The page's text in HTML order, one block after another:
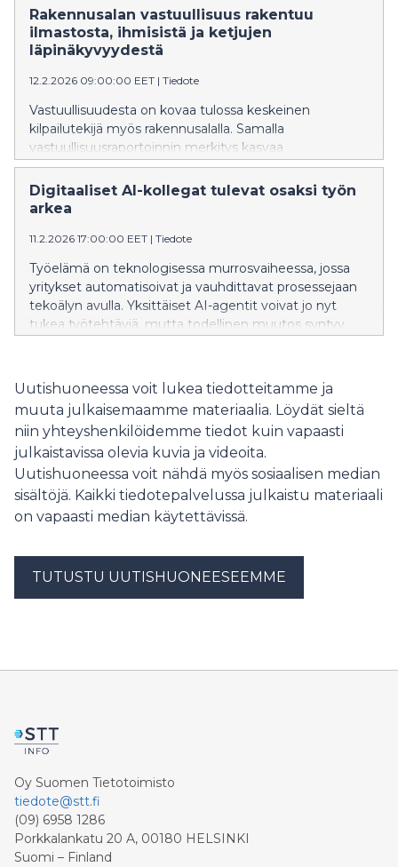
höyryntuotannon kapasiteettia laajennetaan jo hyväksi
koetulla tekniikalla, polttimina Aritermin toimittamat
kaksi 2 MW:n tehoista poltinta, kertoo toimitusjohtaja
Rakennusalan vastuullisuus rakentuu
ilmastosta, ihmisistä ja ketjujen
läpinäkyvyydestä
12.2.2026 09:00:00 EET | Tiedote
Vastuullisuudesta on kovaa tulossa keskeinen
kilpailutekijä myös rakennusalalla. Samalla
vastuullisuusraportoinnin merkitys kasvaa
rakentamisen koko ketjussa. Suuret yritykset
edellyttävät alihankkijoiltaan luotettavaa ja
vertailtavaa vastuullisuusdataa, ja pk-yrityksen kyky
Digitaaliset AI-kollegat tulevat osaksi työn
arkea
11.2.2026 17:00:00 EET | Tiedote
Työelämä on teknologisessa murrosvaiheessa, jossa
yritykset automatisoivat ja vauhdittavat prosessejaan
tekoälyn avulla. Yksittäiset AI-agentit voivat jo nyt
tukea työtehtäviä, mutta todellinen muutos syntyy,
toimii menestyksellä it- palveluyhtiö Fellowmind.
Uutishuoneessa voit lukea tiedotteitamme ja
muuta julkaisemaamme materiaalia. Löydät sieltä
niin yhteyshenkilöidemme tiedot kuin vapaasti
julkaistavissa olevia kuvia ja videoita.
Uutishuoneessa voit nähdä myös sosiaalisen median
sisältöjä. Kaikki tiedotepalvelussa julkaistu materiaali
on vapaasti median käytettävissä.
TUTUSTU UUTISHUONEESEEMME
Oy Suomen Tietotoimisto
tiedote@stt.fi
(09) 6958 1286
Porkkalankatu 20 A, 00180 HELSINKI
Suomi – Finland